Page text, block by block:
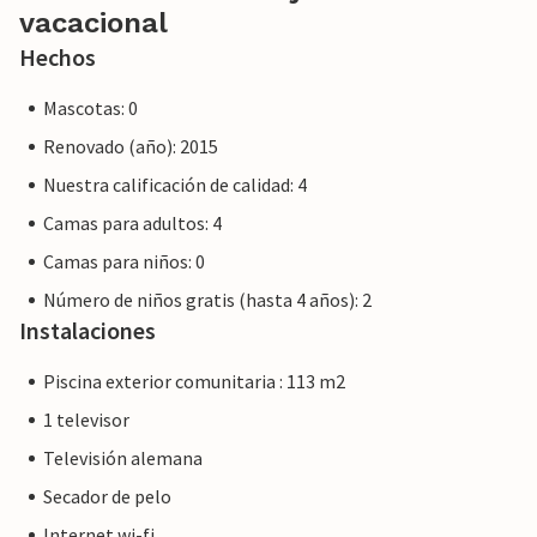
vacacional
Hechos
Mascotas: 0
Renovado (año): 2015
Nuestra calificación de calidad: 4
Camas para adultos: 4
Camas para niños: 0
Número de niños gratis (hasta 4 años): 2
Instalaciones
Piscina exterior comunitaria : 113 m2
1 televisor
Televisión alemana
Secador de pelo